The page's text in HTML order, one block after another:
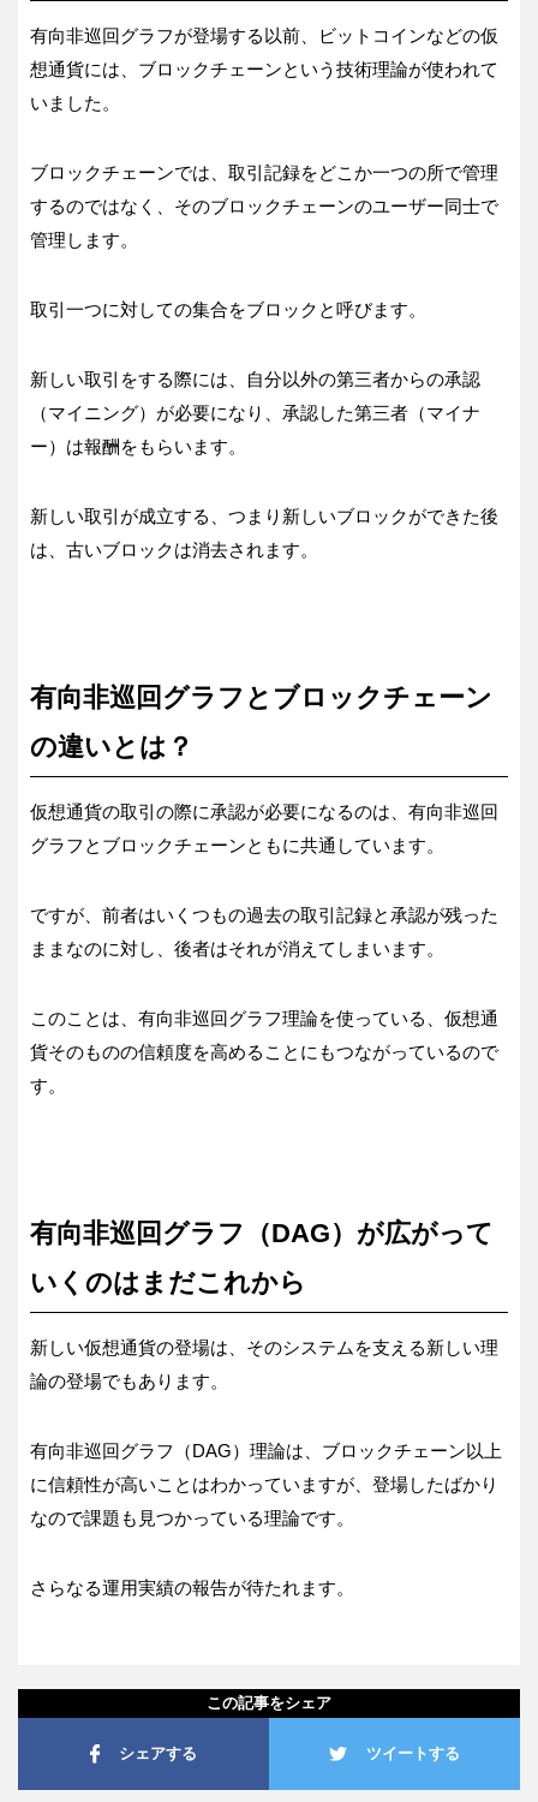
有向非巡回グラフが登場する以前、ビットコインなどの仮
想通貨には、ブロックチェーンという技術理論が使われて
いました。
ブロックチェーンでは、取引記録をどこか一つの所で管理
するのではなく、そのブロックチェーンのユーザー同士で
管理します。
取引一つに対しての集合をブロックと呼びます。
新しい取引をする際には、自分以外の第三者からの承認
（マイニング）が必要になり、承認した第三者（マイナ
ー）は報酬をもらいます。
新しい取引が成立する、つまり新しいブロックができた後
は、古いブロックは消去されます。
有向非巡回グラフとブロックチェーン
の違いとは？
仮想通貨の取引の際に承認が必要になるのは、有向非巡回
グラフとブロックチェーンともに共通しています。
ですが、前者はいくつもの過去の取引記録と承認が残った
ままなのに対し、後者はそれが消えてしまいます。
このことは、有向非巡回グラフ理論を使っている、仮想通
貨そのものの信頼度を高めることにもつながっているので
す。
有向非巡回グラフ（DAG）が広がって
いくのはまだこれから
新しい仮想通貨の登場は、そのシステムを支える新しい理
論の登場でもあります。
有向非巡回グラフ（DAG）理論は、ブロックチェーン以上
に信頼性が高いことはわかっていますが、登場したばかり
なので課題も見つかっている理論です。
さらなる運用実績の報告が待たれます。
この記事をシェア
シェアする ツイートする